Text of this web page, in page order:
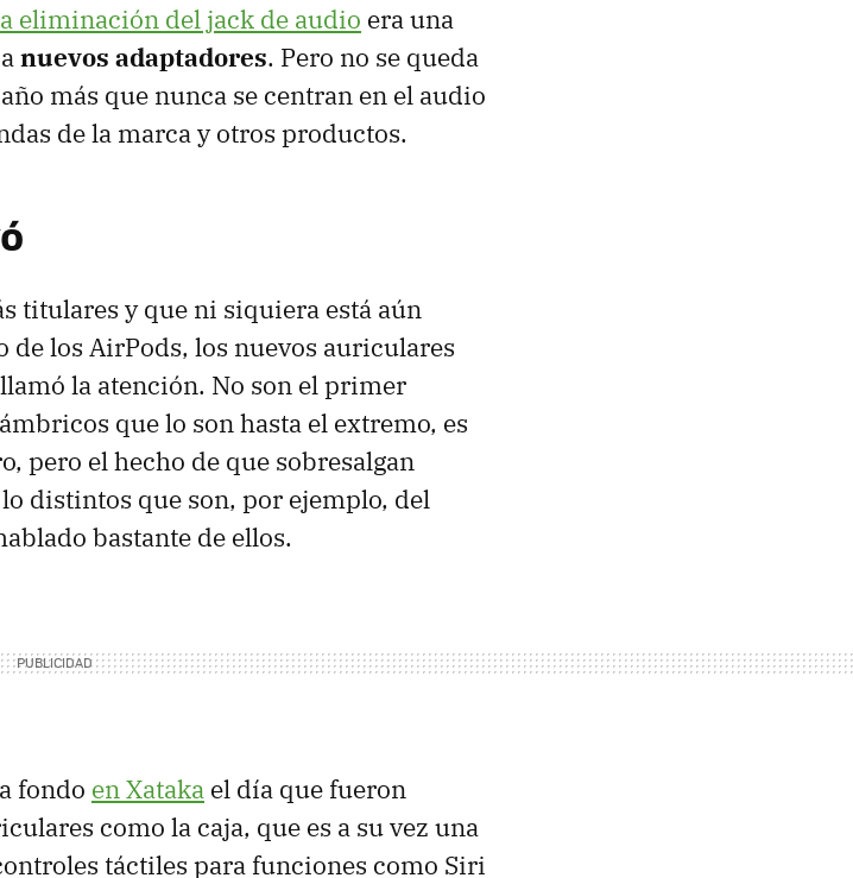
eliminación del jack de audio era una
nuevos adaptadores. Pero no se queda
más que nunca se centran en el audio
de la marca y otros productos.
titulares y que ni siquiera está aún
los AirPods, los nuevos auriculares
la atención. No son el primer
que lo son hasta el extremo, es
pero el hecho de que sobresalgan
distintos que son, por ejemplo, del
bastante de ellos.
fondo en Xataka el día que fueron
como la caja, que es a su vez una
táctiles para funciones como Siri